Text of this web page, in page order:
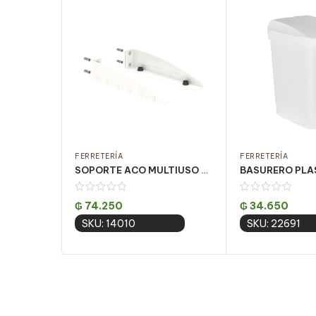
FERRETERÍA
SOPORTE ACO MULTIUSO BLANCO DECORATIVO
₲ 74.250
SKU: 14010
Add to cart
FERRETERÍA
₲ 34.650
SKU: 22691
Add